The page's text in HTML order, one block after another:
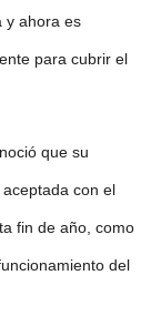
y ahora es
para cubrir el
que su
con el
fin de año, como
del